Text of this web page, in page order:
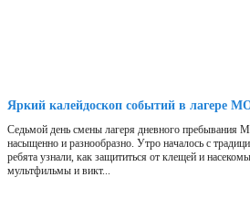
Яркий калейдоскоп событий в
Седьмой день смены лагеря дневного
насыщенно и разнообразно. Утро началось с
ребята узнали, как защититься от клещей и
мультфильмы и викт...